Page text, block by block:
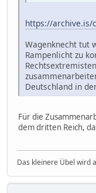
https://archive.is/
Wagenknecht tut
Rampenlicht zu
Deutschland in
Für die
dem dritten Reich,
Das kleinere Übel wird